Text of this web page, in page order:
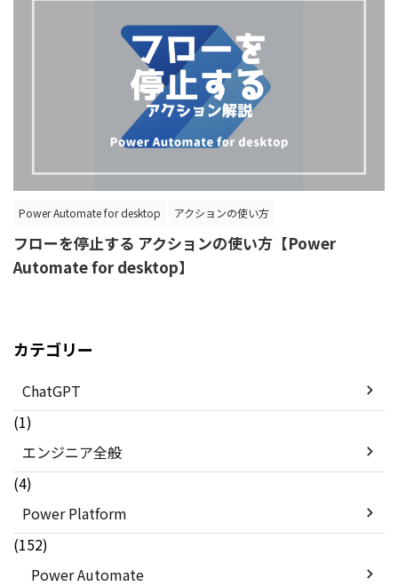
Power Automate for desktop アクションの使い方
フローを停止する アクションの使い方【Power
Automate for desktop】
カテゴリー
ChatGPT
(1)
エンジニア全般
(4)
Power Platform
(152)
Power Automate